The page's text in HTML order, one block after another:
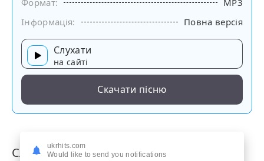
Формат:
MP3
Інформація:
Повна версія
Слухати
на сайті
Скачати пісню
Слова пісні
ukrhits.com
Would like to send you notifications